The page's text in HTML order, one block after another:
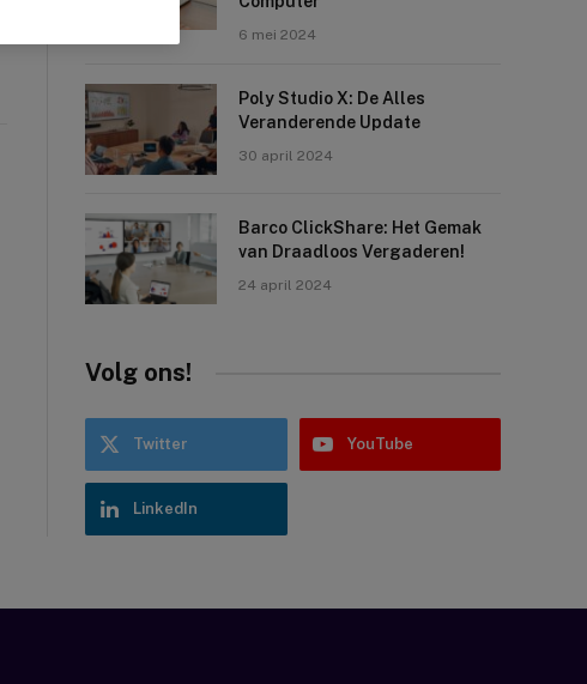
6 mei 2024
Poly Studio X: De Alles
Veranderende Update
30 april 2024
Barco ClickShare: Het Gemak
van Draadloos Vergaderen!
24 april 2024
Volg ons!
Twitter YouTube
LinkedIn